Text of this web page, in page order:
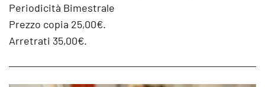
Periodicità Bimestrale
Prezzo copia 25,00€.
Arretrati 35,00€.